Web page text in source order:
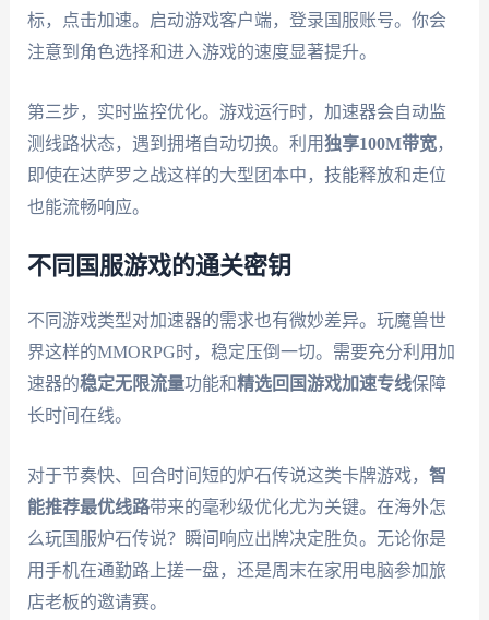
标，点击加速。启动游戏客户端，登录国服账号。你会
注意到角色选择和进入游戏的速度显著提升。
第三步，实时监控优化。游戏运行时，加速器会自动监
测线路状态，遇到拥堵自动切换。利用独享100M带宽，
即使在达萨罗之战这样的大型团本中，技能释放和走位
也能流畅响应。
不同国服游戏的通关密钥
不同游戏类型对加速器的需求也有微妙差异。玩魔兽世
界这样的MMORPG时，稳定压倒一切。需要充分利用加
速器的稳定无限流量功能和精选回国游戏加速专线保障
长时间在线。
对于节奏快、回合时间短的炉石传说这类卡牌游戏， 智
能推荐最优线路带来的毫秒级优化尤为关键。在海外怎
么玩国服炉石传说？瞬间响应出牌决定胜负。无论你是
用手机在通勤路上搓一盘，还是周末在家用电脑参加旅
店老板的邀请赛。